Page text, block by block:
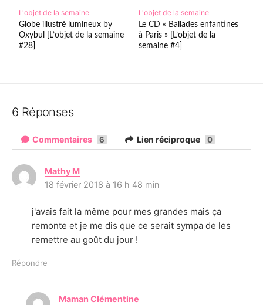
L'objet de la semaine
Globe illustré lumineux by
Oxybul [L’objet de la semaine
#28]
L'objet de la semaine
Le CD « Ballades enfantines
à Paris » [L’objet de la
semaine #4]
6 Réponses
Commentaires 6 Lien réciproque 0
Mathy M
i
:
18 février 2018 à 16 h 48 min
j'avais fait la même pour mes grandes mais ça
remonte et je me dis que ce serait sympa de les
remettre au goût du jour !
Répondre
Maman Clémentine